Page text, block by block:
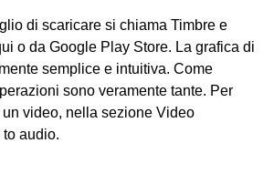
di scaricare si chiama Timbre e
o da Google Play Store. La grafica di
semplice e intuitiva. Come
sono veramente tante. Per
video, nella sezione Video
audio.